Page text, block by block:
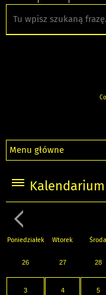
Menu główne
Kalendarium
Poniedziałek Wtorek Środa
26 27 28
3 4 5